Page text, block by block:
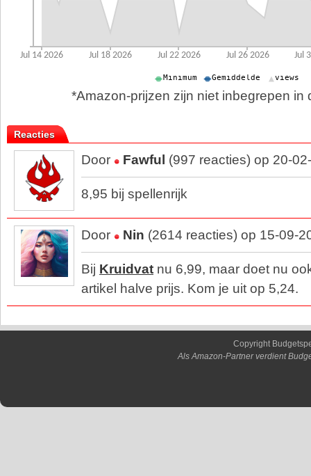
*Amazon-prijzen zijn niet inbegrepen in
Reacties
Door Fawful (997 reacties) op 20-
8,95 bij spellenrijk
Door Nin (2614 reacties) op 15-09-
Bij Kruidvat nu 6,99, maar doet nu
artikel halve prijs. Kom je uit op 5,24.
Copyright
Als Amazon-Partner verdient